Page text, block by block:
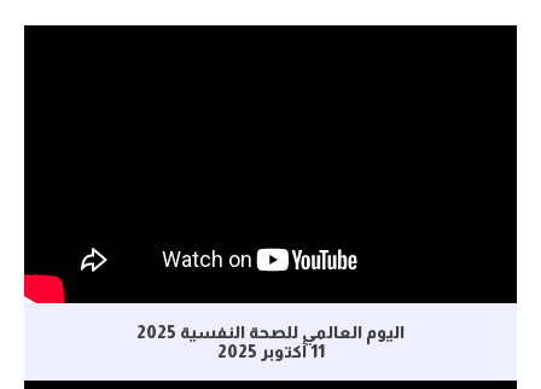
اليوم العالمي للصحة النفسية 2025
11 أكتوبر 2025